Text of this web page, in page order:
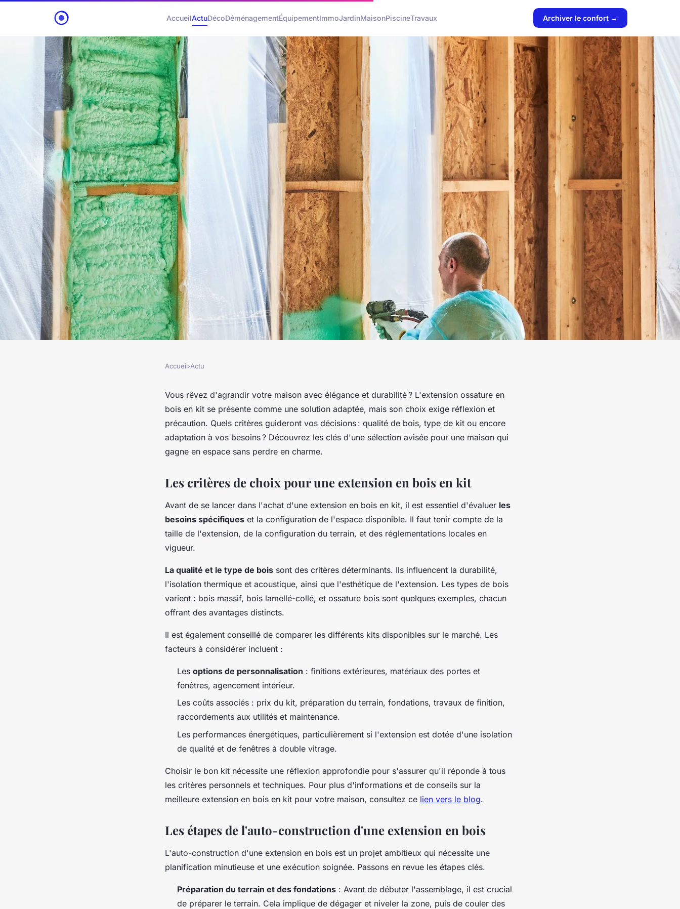
AccueilActuDécoDéménagementÉquipementImmoJardinMaisonPiscineTravaux Archiver le confort →
Extension ossature en bois en kit pour
maison : comment faire le choix idéal ?
Accueil›Actu
Vous rêvez d'agrandir votre maison avec élégance et durabilité ? L'extension ossature en
bois en kit se présente comme une solution adaptée, mais son choix exige réflexion et
précaution. Quels critères guideront vos décisions : qualité de bois, type de kit ou encore
adaptation à vos besoins ? Découvrez les clés d'une sélection avisée pour une maison qui
gagne en espace sans perdre en charme.
Les critères de choix pour une extension en bois en kit
Avant de se lancer dans l'achat d'une extension en bois en kit, il est essentiel d'évaluer les
besoins spécifiques et la configuration de l'espace disponible. Il faut tenir compte de la
taille de l'extension, de la configuration du terrain, et des réglementations locales en
vigueur.
La qualité et le type de bois sont des critères déterminants. Ils influencent la durabilité,
l'isolation thermique et acoustique, ainsi que l'esthétique de l'extension. Les types de bois
varient : bois massif, bois lamellé-collé, et ossature bois sont quelques exemples, chacun
offrant des avantages distincts.
Il est également conseillé de comparer les différents kits disponibles sur le marché. Les
facteurs à considérer incluent :
Les options de personnalisation : finitions extérieures, matériaux des portes et
fenêtres, agencement intérieur.
Les coûts associés : prix du kit, préparation du terrain, fondations, travaux de finition,
raccordements aux utilités et maintenance.
Les performances énergétiques, particulièrement si l'extension est dotée d'une isolation
de qualité et de fenêtres à double vitrage.
Choisir le bon kit nécessite une réflexion approfondie pour s'assurer qu'il réponde à tous
les critères personnels et techniques. Pour plus d'informations et de conseils sur la
meilleure extension en bois en kit pour votre maison, consultez ce lien vers le blog.
Les étapes de l'auto-construction d'une extension en bois
L'auto-construction d'une extension en bois est un projet ambitieux qui nécessite une
planification minutieuse et une exécution soignée. Passons en revue les étapes clés.
Préparation du terrain et des fondations : Avant de débuter l'assemblage, il est crucial
de préparer le terrain. Cela implique de dégager et niveler la zone, puis de couler des